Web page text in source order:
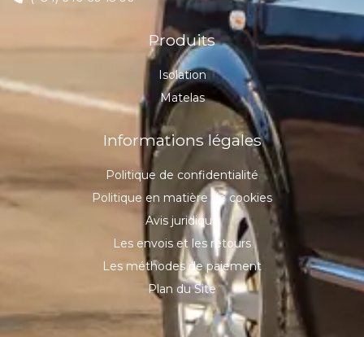
Produits
Isolation
Matelas
Informations légales
Politique de confidentialité
Politique en matière de cookies
Avis juridique
Les envois et les retours
Les méthodes de paiement
Plan du Site